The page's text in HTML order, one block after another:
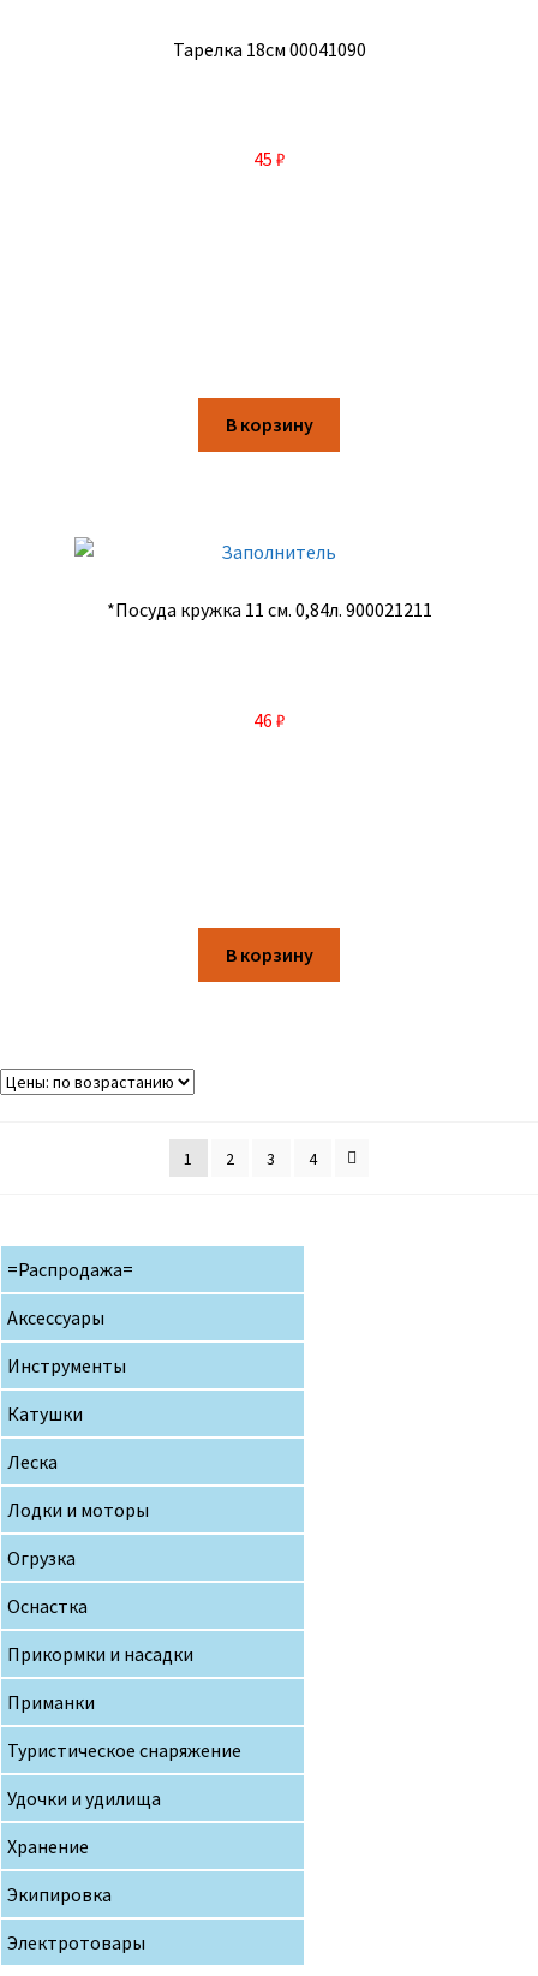
Тарелка 18см 00041090
45 ₽
В корзину
*Посуда кружка 11 см. 0,84л. 900021211
46 ₽
В корзину
1 2 3 4
=Распродажа=
Аксессуары
Инструменты
Катушки
Леска
Лодки и моторы
Огрузка
Оснастка
Прикормки и насадки
Приманки
Туристическое снаряжение
Удочки и удилища
Хранение
Экипировка
Электротовары